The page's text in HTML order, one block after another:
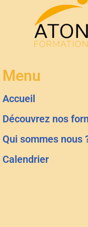
Menu
Accueil
Découvrez nos
Qui sommes nous
Calendrier